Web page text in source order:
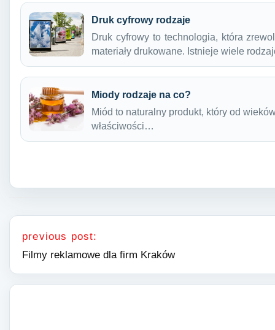
Druk cyfrowy rodzaje
Druk cyfrowy to technologia, która
materiały drukowane. Istnieje wiele
Miody rodzaje na co?
Miód to naturalny produkt, który od
właściwości…
Nawigacja wpisu
previous post:
Filmy reklamowe dla firm Kraków